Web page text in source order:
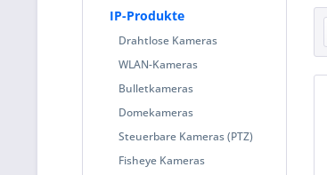
IP-Produkte
Drahtlose Kameras
WLAN-Kameras
Bulletkameras
Domekameras
Steuerbare Kameras (PTZ)
Fisheye Kameras